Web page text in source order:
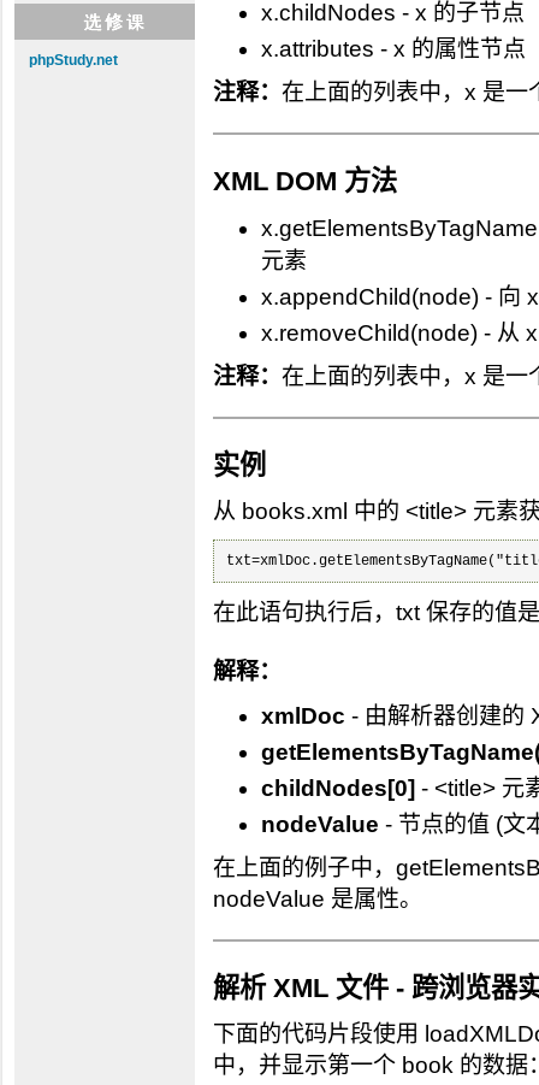
phpStudy.net
x.childNodes - x 的子节点
x.attributes - x 的属性节点
注释： 在上面的列表中，x 是一
XML DOM 方法
元素
x.appendChild(node) - 向
x.removeChild(node) - 从
注释： 在上面的列表中，x 是一
实例
从 books.xml 中的 <title> 元素
在此语句执行后，txt 保存的值
解释：
xmlDoc - 由解析器创建的
childNodes[0] - <title> 元
nodeValue - 节点的值 (文
在上面的例子中，
nodeValue 是属性。
解析 XML 文件 - 跨浏览器
下面的代码片段使用
中，并显示第一个 book 的数据